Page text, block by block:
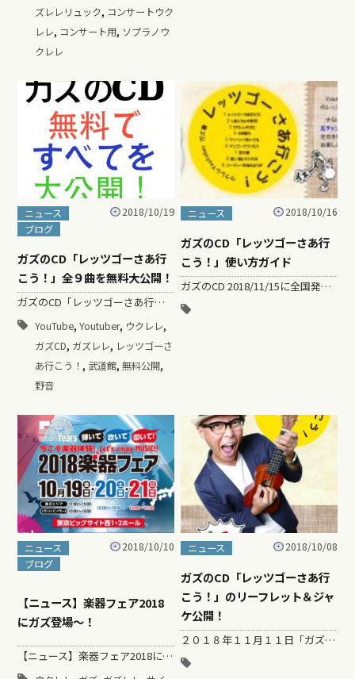
ズレレリュック, コンサートウク
レレ, コンサート用, ソプラノウ
クレレ
ニュース
ブログ
2018/10/19
ガズのCD「レッツゴーさあ行
こう！」全９曲を無料大公開！
ガズのCD「レッツゴーさあ行こう！」全曲YouTubeにて大公開！ 全９曲を、余すことなく、Youtubeに大公開！ …
YouTube, Youtuber, ウクレレ,
ガズCD, ガズレレ, レッツゴーさ
あ行こう！ , 武道館, 無料公開,
野音
ニュース 2018/10/16
ガズのCD「レッツゴーさあ行
こう！」使い方ガイド
ガズのCD 2018/11/15に全国発売！ Tower Recordsでも発売開始！ https://tower.jp/item/48344…
ニュース
ブログ
2018/10/10
【ニュース】楽器フェア2018
にガズ登場～！
【ニュース】楽器フェア2018にガズ登場～！ ２年に一度だけ開催される日本最大の楽器総合イベント「楽器フェア」 &nbs…
ニュース 2018/10/08
ガズのCD「レッツゴーさあ行
こう！」のリーフレット＆ジャ
ケ公開！
２０１８年１１月１１日「ガズレレの日」＠代官山イベント https://gazzlele.com/wp/gazzlelenohi1111/ &nb…